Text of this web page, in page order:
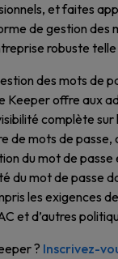
et faites
de gestion des
robuste
des mots de
Keeper offre aux
complète sur
de mots de passe,
du mot de passe
du mot de passe
les exigences
et d’autres
? Inscrivez-